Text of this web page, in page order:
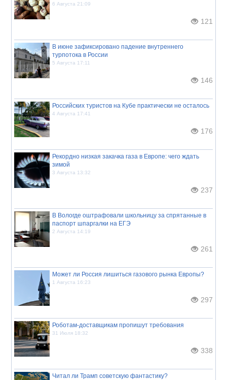
6 Августа 21:09
121
В июне зафиксировано падение внутреннего
турпотока в России
5 Августа 17:11
146
Российских туристов на Кубе практически не осталось
4 Августа 17:41
176
Рекордно низкая закачка газа в Европе: чего ждать
зимой
3 Августа 13:32
237
В Вологде оштрафовали школьницу за спрятанные в
паспорт шпаргалки на ЕГЭ
2 Августа 14:19
261
Может ли Россия лишиться газового рынка Европы?
1 Августа 16:23
297
Роботам-доставщикам пропишут требования
31 Июля 18:32
338
Читал ли Трамп советскую фантастику?